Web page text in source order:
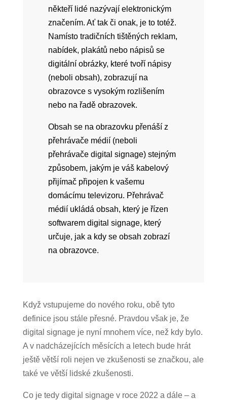
někteří lidé nazývají elektronickým
značením. Ať tak či onak, je to totéž.
Namísto tradičních tištěných reklam,
nabídek, plakátů nebo nápisů se
digitální obrázky, které tvoří nápisy
(neboli obsah), zobrazují na
obrazovce s vysokým rozlišením
nebo na řadě obrazovek.
Obsah se na obrazovku přenáší z
přehrávače médií (neboli
přehrávače digital signage) stejným
způsobem, jakým je váš kabelový
přijímač připojen k vašemu
domácímu televizoru. Přehrávač
médií ukládá obsah, který je řízen
softwarem digital signage, který
určuje, jak a kdy se obsah zobrazí
na obrazovce.
Když vstupujeme do nového roku, obě tyto
definice jsou stále přesné. Pravdou však je, že
digital signage je nyní mnohem více, než kdy bylo.
A v nadcházejících měsících a letech bude hrát
ještě větší roli nejen ve zkušenosti se značkou, ale
také ve větší lidské zkušenosti.
Co je tedy digital signage v roce 2022 a dále – a